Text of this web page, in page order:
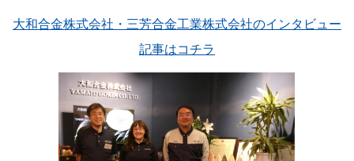
大和合金株式会社・三芳合金工業株式会社のインタビュー
記事はコチラ